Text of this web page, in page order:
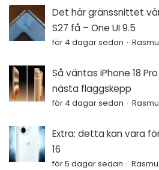
Det här gränssnittet
S27 få – One UI 9.5
för 4 dagar sedan
Så väntas iPhone 18
nästa flaggskepp
för 4 dagar sedan
Extra: detta kan vara
16
för 5 dagar sedan